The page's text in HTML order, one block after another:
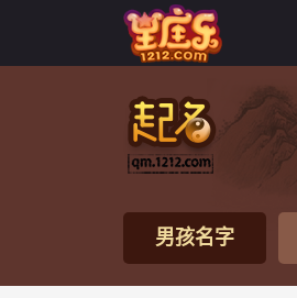
男孩名字